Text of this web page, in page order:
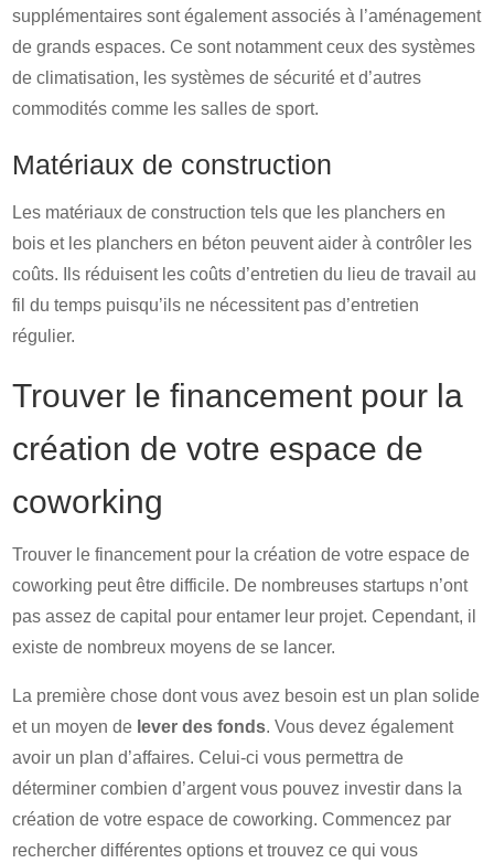
supplémentaires sont également associés à l’aménagement
de grands espaces. Ce sont notamment ceux des systèmes
de climatisation, les systèmes de sécurité et d’autres
commodités comme les salles de sport.
Matériaux de construction
Les matériaux de construction tels que les planchers en
bois et les planchers en béton peuvent aider à contrôler les
coûts. Ils réduisent les coûts d’entretien du lieu de travail au
fil du temps puisqu’ils ne nécessitent pas d’entretien
régulier.
Trouver le financement pour la
création de votre espace de
coworking
Trouver le financement pour la création de votre espace de
coworking peut être difficile. De nombreuses startups n’ont
pas assez de capital pour entamer leur projet. Cependant, il
existe de nombreux moyens de se lancer.
La première chose dont vous avez besoin est un plan solide
et un moyen de lever des fonds. Vous devez également
avoir un plan d’affaires. Celui-ci vous permettra de
déterminer combien d’argent vous pouvez investir dans la
création de votre espace de coworking. Commencez par
rechercher différentes options et trouvez ce qui vous